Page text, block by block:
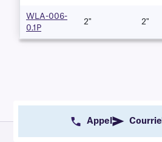
WLA-006-
0.1P
2" 2"
Appel Courriel